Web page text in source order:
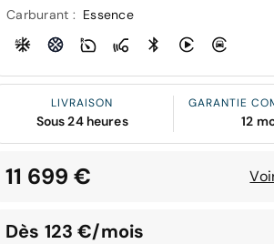
Carburant : Essence
LIVRAISON
Sous 24 heures
GARANTIE
12
11 699 €
Dès 123 €/mois